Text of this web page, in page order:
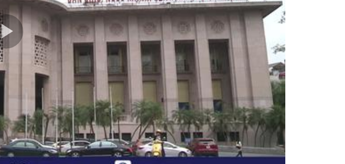
Play
Video